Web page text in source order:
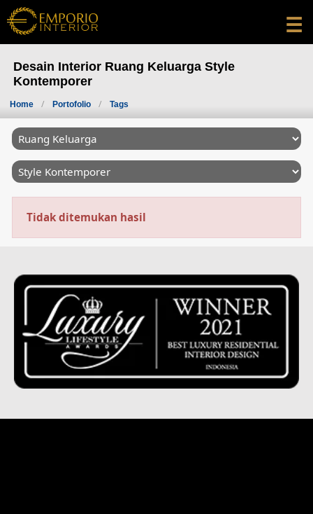
☰
Desain Interior Ruang Keluarga Style
Kontemporer
Home Portofolio Tags
Tidak ditemukan hasil